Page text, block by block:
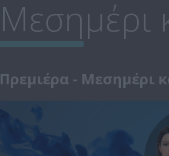
Μεσημέρι
Πρεμιέρα - Μεσημέρι